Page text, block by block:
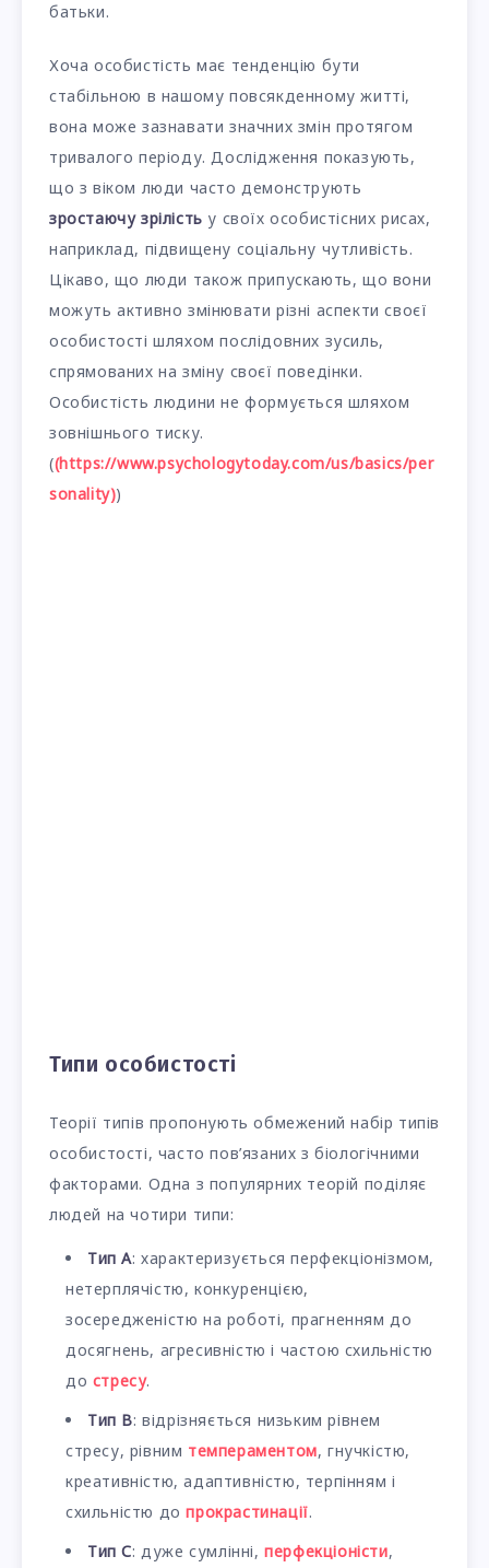
батьки.
Хоча особистість має тенденцію бути
стабільною в нашому повсякденному житті,
вона може зазнавати значних змін протягом
тривалого періоду. Дослідження показують,
що з віком люди часто демонструють
зростаючу зрілість у своїх особистісних рисах,
наприклад, підвищену соціальну чутливість.
Цікаво, що люди також припускають, що вони
можуть активно змінювати різні аспекти своєї
особистості шляхом послідовних зусиль,
спрямованих на зміну своєї поведінки.
Особистість людини не формується шляхом
зовнішнього тиску.
((https://www.psychologytoday.com/us/basics/per
sonality))
Типи особистості
Теорії типів пропонують обмежений набір типів
особистості, часто пов’язаних з біологічними
факторами. Одна з популярних теорій поділяє
людей на чотири типи:
Тип А: характеризується перфекціонізмом,
нетерплячістю, конкуренцією,
зосередженістю на роботі, прагненням до
досягнень, агресивністю і частою схильністю
до стресу.
Тип B: відрізняється низьким рівнем
стресу, рівним темпераментом, гнучкістю,
креативністю, адаптивністю, терпінням і
схильністю допрокрастинації.
Тип С: дуже сумлінні,перфекціоністи,